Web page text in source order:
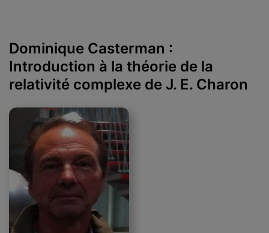
Dominique Casterman :
Introduction à la théorie de la
relativité complexe de J. E. Charon